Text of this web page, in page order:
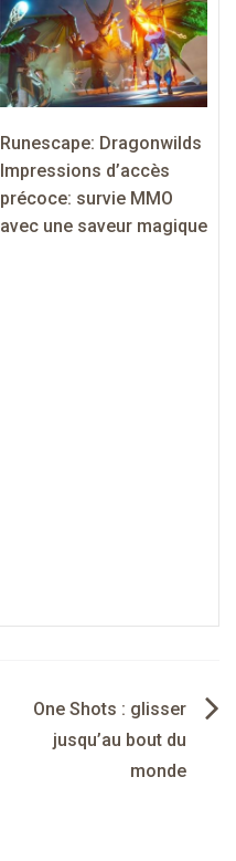
Runescape: Dragonwilds
Impressions d’accès
précoce: survie MMO
avec une saveur magique
One Shots : glisser
jusqu’au bout du
monde